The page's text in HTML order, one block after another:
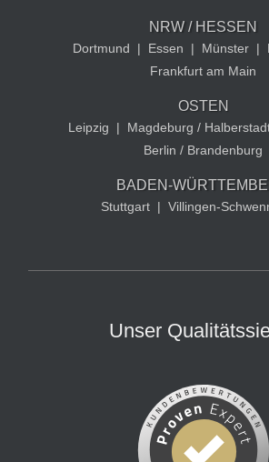
NRW / HESSEN
Dortmund | Essen | Münster |
Frankfurt am Main
OSTEN
Leipzig | Magdeburg /
Berlin / Brandenburg
BADEN-
Stuttgart | Villingen-
Unser